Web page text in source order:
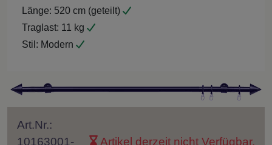
Länge: 520 cm (geteilt)
Traglast: 11 kg
Stil: Modern
Art.Nr.:
10163001-
Artikel derzeit nicht Verfügbar.